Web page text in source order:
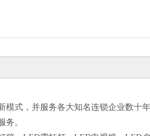
式，并服务各大知名连锁企业数十年
务。